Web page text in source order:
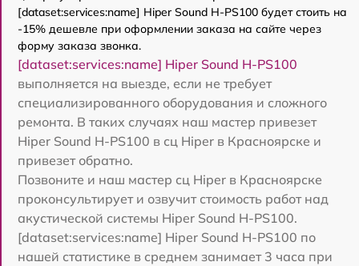
[dataset:services:name] Hiper Sound H-PS100 будет стоить на
-15% дешевле при оформлении заказа на сайте через
форму заказа звонка.
[dataset:services:name] Hiper Sound H-PS100
выполняется на выезде, если не требует
специализированного оборудования и сложного
ремонта. В таких случаях наш мастер привезет
Hiper Sound H-PS100 в сц Hiper в Красноярске и
привезет обратно.
Позвоните и наш мастер сц Hiper в Красноярске
проконсультирует и озвучит стоимость работ над
акустической системы Hiper Sound H-PS100.
[dataset:services:name] Hiper Sound H-PS100 по
нашей статистике в среднем занимает 3 часа при